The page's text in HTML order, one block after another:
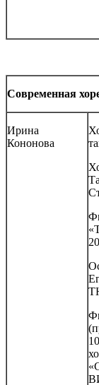
Современная
Ирина
Кононова